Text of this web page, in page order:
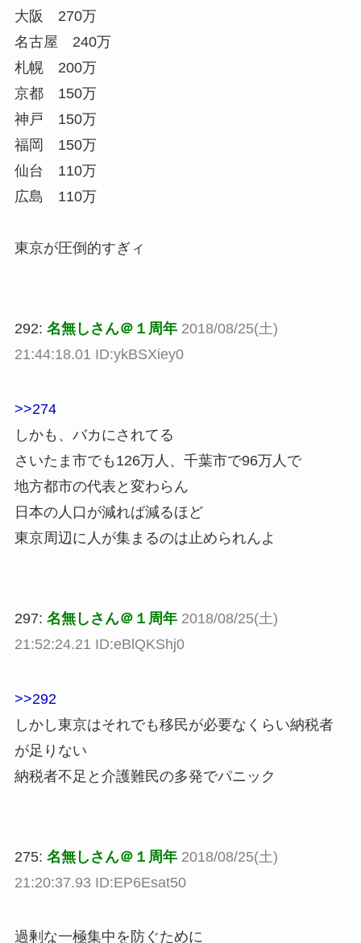
大阪 270万
名古屋 240万
札幌 200万
京都 150万
神戸 150万
福岡 150万
仙台 110万
広島 110万
東京が圧倒的すぎィ
292: 名無しさん＠１周年 2018/08/25(土)
21:44:18.01 ID:ykBSXiey0
>>274
しかも、バカにされてる
さいたま市でも126万人、千葉市で96万人で
地方都市の代表と変わらん
日本の人口が減れば減るほど
東京周辺に人が集まるのは止められんよ
297: 名無しさん＠１周年 2018/08/25(土)
21:52:24.21 ID:eBlQKShj0
>>292
しかし東京はそれでも移民が必要なくらい納税者
が足りない
納税者不足と介護難民の多発でパニック
275: 名無しさん＠１周年 2018/08/25(土)
21:20:37.93 ID:EP6Esat50
過剰な一極集中を防ぐために